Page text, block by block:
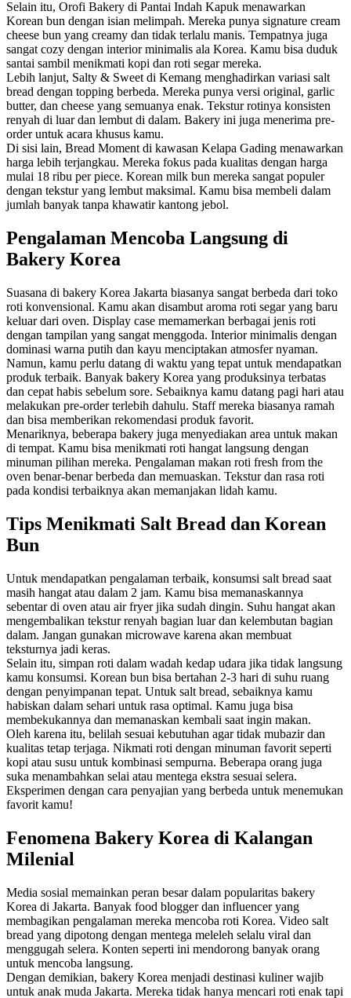
Selain itu, Orofi Bakery di Pantai Indah Kapuk menawarkan
Korean bun dengan isian melimpah. Mereka punya signature cream
cheese bun yang creamy dan tidak terlalu manis. Tempatnya juga
sangat cozy dengan interior minimalis ala Korea. Kamu bisa duduk
santai sambil menikmati kopi dan roti segar mereka.
Lebih lanjut, Salty & Sweet di Kemang menghadirkan variasi salt
bread dengan topping berbeda. Mereka punya versi original, garlic
butter, dan cheese yang semuanya enak. Tekstur rotinya konsisten
renyah di luar dan lembut di dalam. Bakery ini juga menerima pre-
order untuk acara khusus kamu.
Di sisi lain, Bread Moment di kawasan Kelapa Gading menawarkan
harga lebih terjangkau. Mereka fokus pada kualitas dengan harga
mulai 18 ribu per piece. Korean milk bun mereka sangat populer
dengan tekstur yang lembut maksimal. Kamu bisa membeli dalam
jumlah banyak tanpa khawatir kantong jebol.
Pengalaman Mencoba Langsung di
Bakery Korea
Suasana di bakery Korea Jakarta biasanya sangat berbeda dari toko
roti konvensional. Kamu akan disambut aroma roti segar yang baru
keluar dari oven. Display case memamerkan berbagai jenis roti
dengan tampilan yang sangat menggoda. Interior minimalis dengan
dominasi warna putih dan kayu menciptakan atmosfer nyaman.
Namun, kamu perlu datang di waktu yang tepat untuk mendapatkan
produk terbaik. Banyak bakery Korea yang produksinya terbatas
dan cepat habis sebelum sore. Sebaiknya kamu datang pagi hari atau
melakukan pre-order terlebih dahulu. Staff mereka biasanya ramah
dan bisa memberikan rekomendasi produk favorit.
Menariknya, beberapa bakery juga menyediakan area untuk makan
di tempat. Kamu bisa menikmati roti hangat langsung dengan
minuman pilihan mereka. Pengalaman makan roti fresh from the
oven benar-benar berbeda dan memuaskan. Tekstur dan rasa roti
pada kondisi terbaiknya akan memanjakan lidah kamu.
Tips Menikmati Salt Bread dan Korean
Bun
Untuk mendapatkan pengalaman terbaik, konsumsi salt bread saat
masih hangat atau dalam 2 jam. Kamu bisa memanaskannya
sebentar di oven atau air fryer jika sudah dingin. Suhu hangat akan
mengembalikan tekstur renyah bagian luar dan kelembutan bagian
dalam. Jangan gunakan microwave karena akan membuat
teksturnya jadi keras.
Selain itu, simpan roti dalam wadah kedap udara jika tidak langsung
kamu konsumsi. Korean bun bisa bertahan 2-3 hari di suhu ruang
dengan penyimpanan tepat. Untuk salt bread, sebaiknya kamu
habiskan dalam sehari untuk rasa optimal. Kamu juga bisa
membekukannya dan memanaskan kembali saat ingin makan.
Oleh karena itu, belilah sesuai kebutuhan agar tidak mubazir dan
kualitas tetap terjaga. Nikmati roti dengan minuman favorit seperti
kopi atau susu untuk kombinasi sempurna. Beberapa orang juga
suka menambahkan selai atau mentega ekstra sesuai selera.
Eksperimen dengan cara penyajian yang berbeda untuk menemukan
favorit kamu!
Fenomena Bakery Korea di Kalangan
Milenial
Media sosial memainkan peran besar dalam popularitas bakery
Korea di Jakarta. Banyak food blogger dan influencer yang
membagikan pengalaman mereka mencoba roti Korea. Video salt
bread yang dipotong dengan mentega meleleh selalu viral dan
menggugah selera. Konten seperti ini mendorong banyak orang
untuk mencoba langsung.
Dengan demikian, bakery Korea menjadi destinasi kuliner wajib
untuk anak muda Jakarta. Mereka tidak hanya mencari roti enak tapi